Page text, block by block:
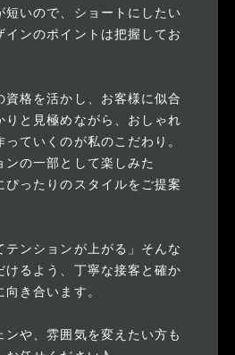
短いので、ショートにしたい
インのポイントは把握してお
資格を活かし、お客様に似合
りと見極めながら、おしゃれ
ていくのが私のこだわり。
ンの一部として楽しみた
ぴったりのスタイルをご提案
テンションが上がる」そんな
けるよう、丁寧な接客と確か
き合います。
や、雰囲気を変えたい方も